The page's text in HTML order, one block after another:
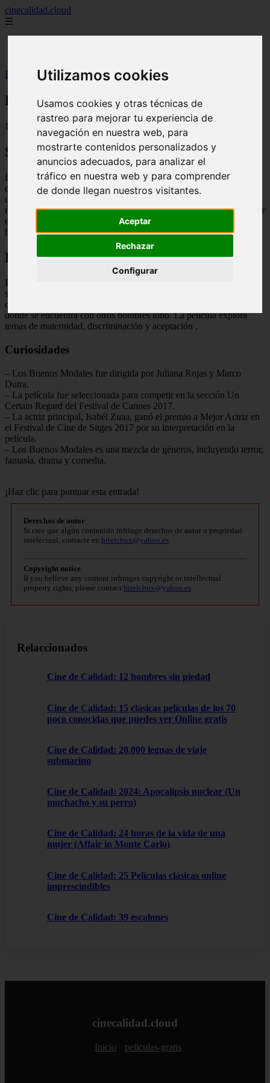
Utilizamos cookies
Usamos cookies y otras técnicas de
rastreo para mejorar tu experiencia de
navegación en nuestra web, para
mostrarte contenidos personalizados y
anuncios adecuados, para analizar el
tráfico en nuestra web y para comprender
de donde llegan nuestros visitantes.
Aceptar
Rechazar
Configurar
cinecalidad.cloud
☰
Inicio finalexplicadolat >Los buenos modales ᐉ Final Explicado
Los buenos modales ᐉ Final Explicado
📅 13/02/2026
Sinopsis
Los Buenos Modales es una película de terror y fantasía brasileña
que sigue la historia de Ana, una joven y solitaria enfermera que es
contratada para cuidar al hijo no nacido de Clara, una mujer rica y
misteriosa. A medida que el embarazo avanza, Ana comienza a notar
extraños comportamientos en Clara y descubre que su bebé no es
humano.
Final Explicado
El final de Los Buenos Modales es abierto a interpretación, pero se
sugiere que el bebé de Clara es en realidad un hombre lobo. Ana se
convierte en su protectora y lo lleva a un lugar seguro en el bosque,
donde se encuentra con otros hombres lobo. La película explora
temas de maternidad, discriminación y aceptación .
Curiosidades
– Los Buenos Modales fue dirigida por Juliana Rojas y Marco
Dutra.
– La película fue seleccionada para competir en la sección Un
Certain Regard del Festival de Cannes 2017.
– La actriz principal, Isabél Zuaa, ganó el premio a Mejor Actriz en
el Festival de Cine de Sitges 2017 por su interpretación en la
película.
– Los Buenos Modales es una mezcla de géneros, incluyendo terror,
fantasía, drama y comedia.
¡Haz clic para puntuar esta entrada!
Derechos de autor
Si cree que algún contenido infringe derechos de autor o propiedad
intelectual, contacte en bitelchux@yahoo.es
Copyright notice
If you believe any content infringes copyright or intellectual
property rights, please contact bitelchux@yahoo.es
Relaccionados
Cine de Calidad: 12 hombres sin piedad
Cine de Calidad: 15 clásicas películas de los 70
poco conocidas que puedes ver Online gratis
Cine de Calidad: 20.000 leguas de viaje
submarino
Cine de Calidad: 2024: Apocalipsis nuclear (Un
muchacho y su perro)
Cine de Calidad: 24 horas de la vida de una
mujer (Affair in Monte Carlo)
Cine de Calidad: 25 Películas clásicas online
imprescindibles
Cine de Calidad: 39 escalones
cinecalidad.cloud
Inicio peliculas-gratis